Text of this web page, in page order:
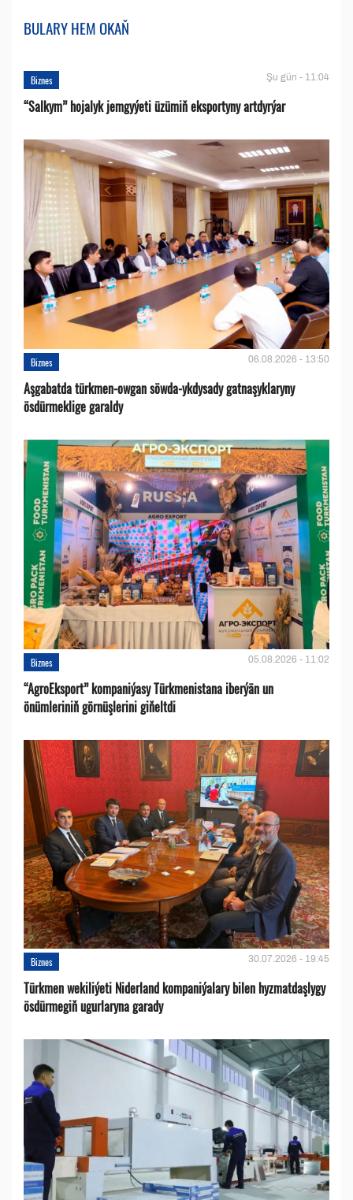
BULARY HEM OKAŇ
Biznes Şu gün - 11:04
“Salkym” hojalyk jemgyýeti üzümiň eksportyny artdyrýar
Biznes 06.08.2026 - 13:50
Aşgabatda türkmen-owgan söwda-ykdysady gatnaşyklaryny
ösdürmeklige garaldy
Biznes 05.08.2026 - 11:02
“AgroEksport” kompaniýasy Türkmenistana iberýän un
önümleriniň görnüşlerini giňeltdi
Biznes 30.07.2026 - 19:45
Türkmen wekiliýeti Niderland kompaniýalary bilen hyzmatdaşlygy
ösdürmegiň ugurlaryna garady